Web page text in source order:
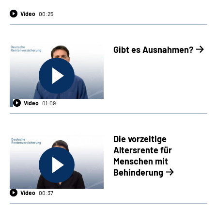
Video 00:25
Gibt es Ausnahmen?
Video 01:09
Die vorzeitige
Altersrente für
Menschen mit
Behinderung
Video 00:37